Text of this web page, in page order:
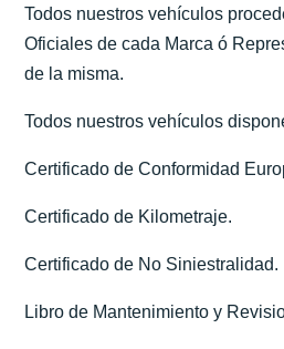
Todos nuestros vehículos
Oficiales de cada Marca ó
de la misma.
Todos nuestros vehículos
Certificado de Conformidad
Certificado de Kilometraje.
Certificado de No Siniestralidad.
Libro de Mantenimiento y